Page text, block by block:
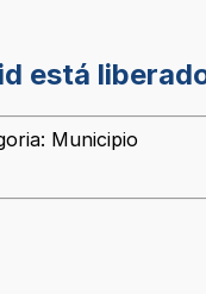
está
Municipio